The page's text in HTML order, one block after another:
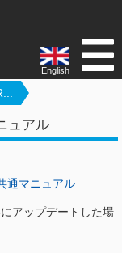
English
ュアル
通マニュアル
ップデートした場